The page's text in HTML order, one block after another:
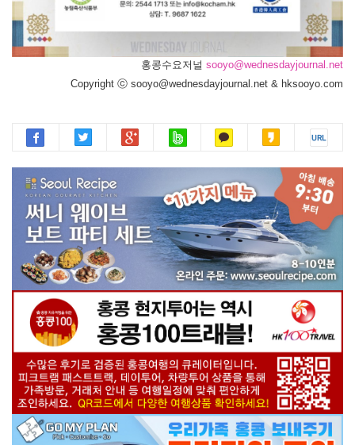
홍콩수요저널 sooyo@wednesdayjournal.net
Copyright ⓒ sooyo@wednesdayjournal.net & hksooyo.com